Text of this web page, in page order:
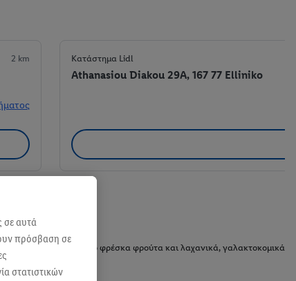
2 km Κατάστημα Lidl
Athanasiou Diakou 29A, 167 77 Elliniko
σου ψώνια, από φρέσκα φρούτα και λαχανικά, γαλακτοκομικά
σε αυτά
πρόσβαση σε
στατιστικών